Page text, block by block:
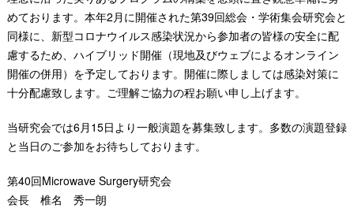
めております。本年2月に開催された第39回総会・学術集会研究会と
同様に、新型コロナウイルス感染状況から参加者の皆様の安全に配
慮するため、ハイブリッド開催（現地及びウェブによるオンライン
開催の併用）を予定しております。開催に際しましては感染対策に
十分配慮致します。ご理解ご協力の程お願い申し上げます。
当研究会では6月15日より一般演題を募集致します。多数の演題登録
と当日のご参加をお待ちしております。
第40回Microwave Surgery研究会
会長 椎名 秀一朗